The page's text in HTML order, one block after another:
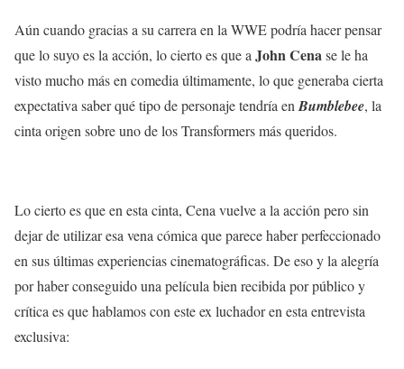
Aún cuando gracias a su carrera en la WWE podría hacer pensar
que lo suyo es la acción, lo cierto es que a John Cenase le ha
visto mucho más en comedia últimamente, lo que generaba cierta
expectativa saber qué tipo de personaje tendría en Bumblebee, la
cinta origen sobre uno de los Transformers más queridos.
Lo cierto es que en esta cinta, Cena vuelve a la acción pero sin
dejar de utilizar esa vena cómica que parece haber perfeccionado
en sus últimas experiencias cinematográficas. De eso y la alegría
por haber conseguido una película bien recibida por público y
crítica es que hablamos con este ex luchador en esta entrevista
exclusiva: